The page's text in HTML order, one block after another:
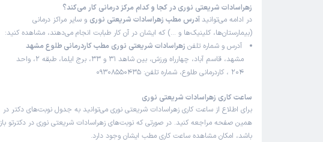
زهراسادات شریعتی نوری در کجا و کدام مرکز درمانی کار می‌کند؟
در ادامه می‌توانید آدرس مطب زهراسادات شریعتی نوری و سایر مراکز درمانی
(بیمارستان‌ها، کلینیک‌ها و …) که ایشان در آن کار طبابت انجام می‌دهند، مشاهده کنید:
آدرس و شماره تلفن زهراسادات شریعتی نوری مطب کاردرمانی طلوع مشهد
مشهد، قاسم آباد، چهارراه ورزش، بین شاهد 31 و 33، برج ایلما، طبقه 2، واحد
204 ، کاردرمانی طلوع، شماره تلفن: 09308550435
ساعت کاری زهراسادات شریعتی نوری
برای اطلاع از ساعت کاری زهراسادات شریعتی نوری می‌توانید به جدول نوبت‌های دکتر در
همین صفحه مراجعه کنید. در صورتی که نوبت‌های زهراسادات شریعتی نوری در دکترتو باز
باشد، امکان مشاهده ساعت کاری مطب ایشان وجود دارد.